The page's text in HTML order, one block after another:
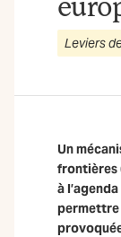
Leviers
Un
frontières
à
permettre